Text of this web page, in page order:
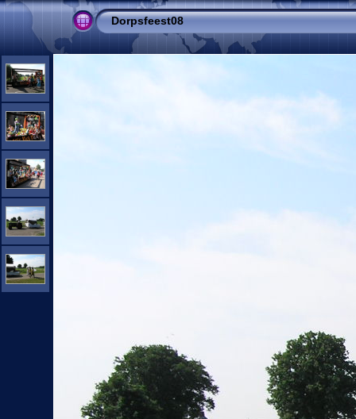
Dorpsfeest08